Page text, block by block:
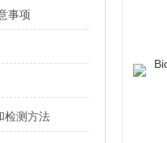
事项
检测方法